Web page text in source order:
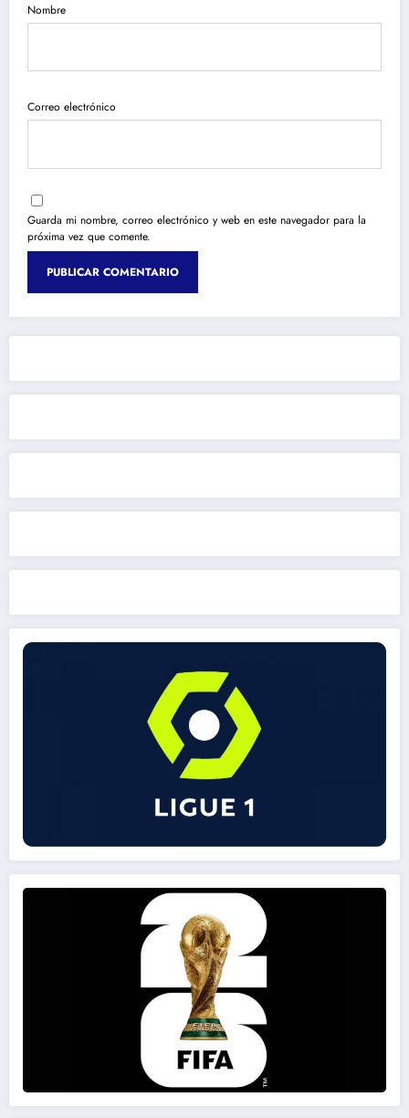
Nombre
Correo electrónico
Guarda mi nombre, correo electrónico y web en este navegador para la
próxima vez que comente.